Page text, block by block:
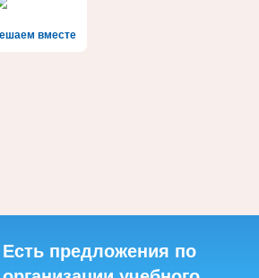
вместе
Есть предложения по